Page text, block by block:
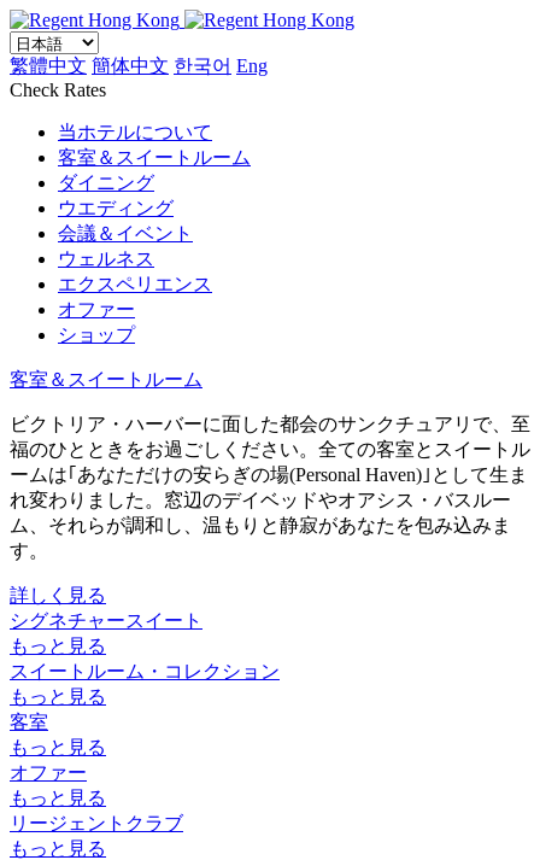
繁體中文 簡体中文 한국어 Eng
Check Rates
当ホテルについて
客室＆スイートルーム
ダイニング
ウエディング
会議＆イベント
ウェルネス
エクスペリエンス
オファー
ショップ
客室＆スイートルーム
ビクトリア・ハーバーに面した都会のサンクチュアリで、至
福のひとときをお過ごしください。全ての客室とスイートル
ームは｢あなただけの安らぎの場(Personal Haven)｣として生ま
れ変わりました。窓辺のデイベッドやオアシス・バスルー
ム、それらが調和し、温もりと静寂があなたを包み込みま
す。
詳しく見る
シグネチャースイート
もっと見る
スイートルーム・コレクション
もっと見る
客室
もっと見る
オファー
もっと見る
リージェントクラブ
もっと見る